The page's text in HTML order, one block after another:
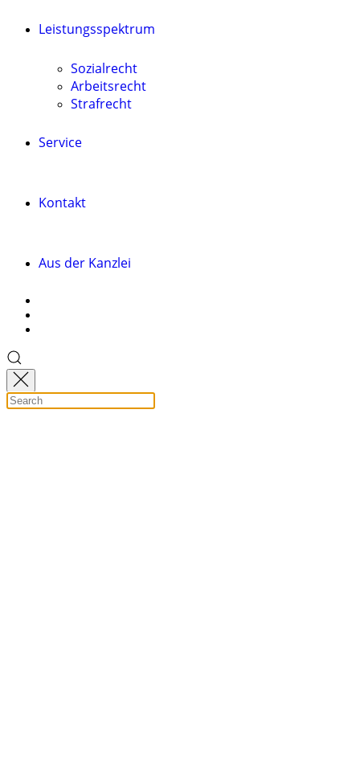
Leistungsspektrum
Sozialrecht
Arbeitsrecht
Strafrecht
Service
Kontakt
Aus der Kanzlei